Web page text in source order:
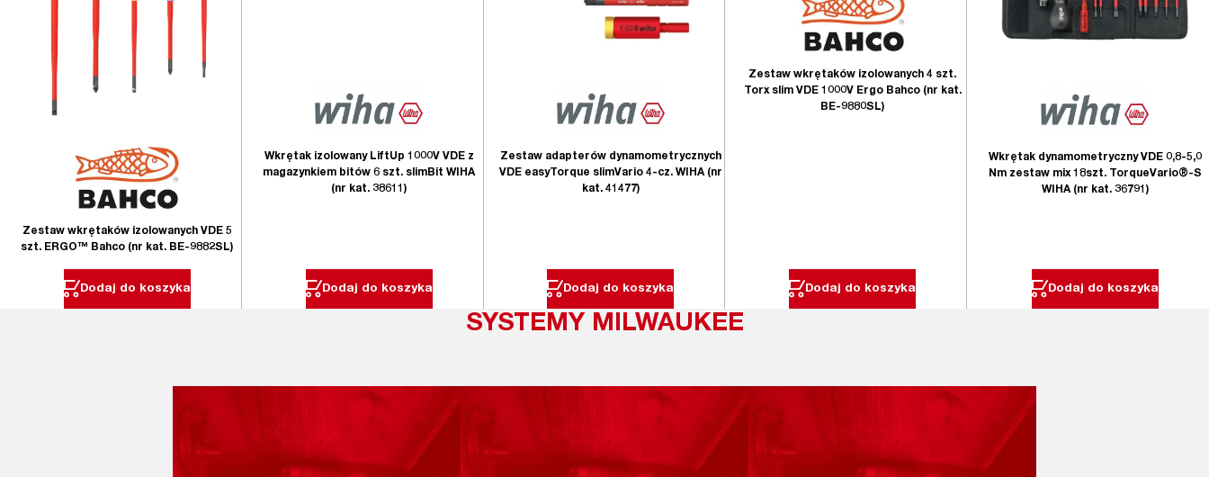
Zestaw wkrętaków izolowanych VDE 5
szt. ERGO™ Bahco (nr kat. BE-9882SL)
Dodaj do koszyka
Wkrętak izolowany LiftUp 1000V VDE z
magazynkiem bitów 6 szt. slimBit WIHA
(nr kat. 38611)
Dodaj do koszyka
Zestaw adapterów dynamometrycznych
VDE easyTorque slimVario 4-cz. WIHA (nr
kat. 41477)
Dodaj do koszyka
Zestaw wkrętaków izolowanych 4 szt.
Torx slim VDE 1000V Ergo Bahco (nr kat.
BE-9880SL)
Dodaj do koszyka
Wkrętak dynamometryczny VDE 0,8-5,0
Nm zestaw mix 18szt. TorqueVario®-S
WIHA (nr kat. 36791)
Dodaj do koszyka
SYSTEMY MILWAUKEE